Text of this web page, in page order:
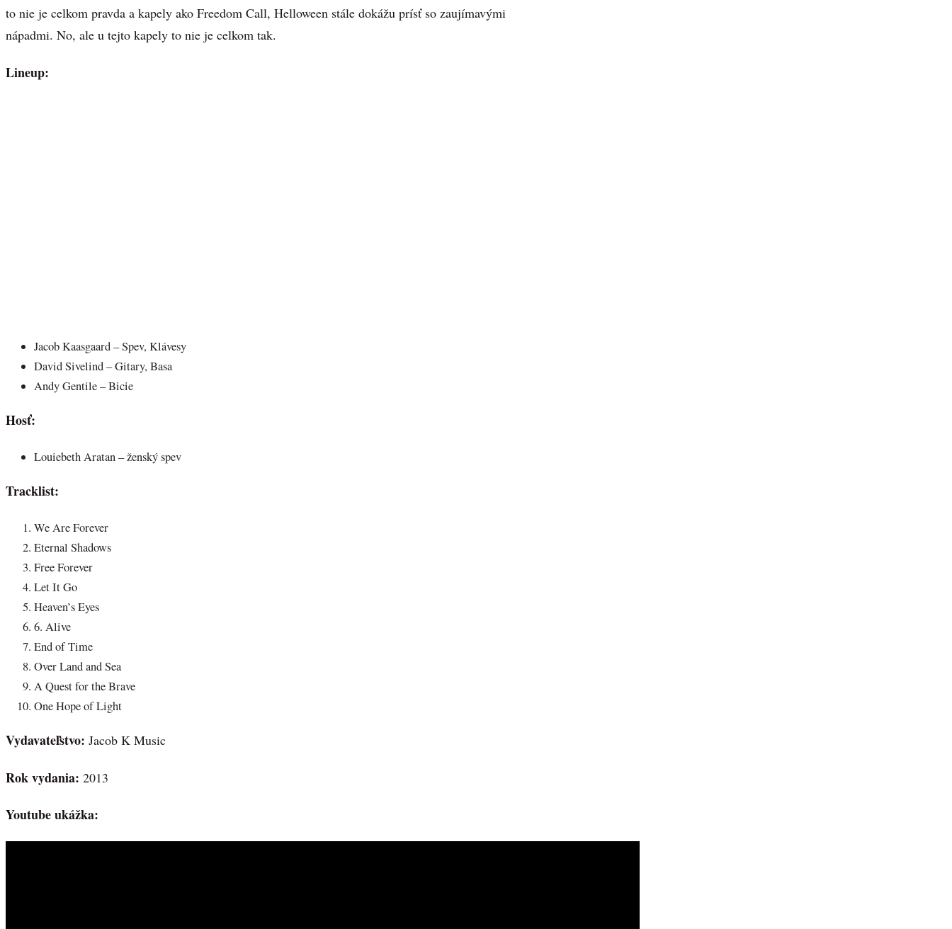
to nie je celkom pravda a kapely ako Freedom Call, Helloween stále dokážu prísť so zaujímavými
nápadmi. No, ale u tejto kapely to nie je celkom tak.
Lineup:
Jacob Kaasgaard – Spev, Klávesy
David Sivelind – Gitary, Basa
Andy Gentile – Bicie
Hosť:
Louiebeth Aratan – ženský spev
Tracklist:
We Are Forever
Eternal Shadows
Free Forever
Let It Go
Heaven’s Eyes
6. Alive
End of Time
Over Land and Sea
A Quest for the Brave
One Hope of Light
Vydavateľstvo: Jacob K Music
Rok vydania: 2013
Youtube ukážka: